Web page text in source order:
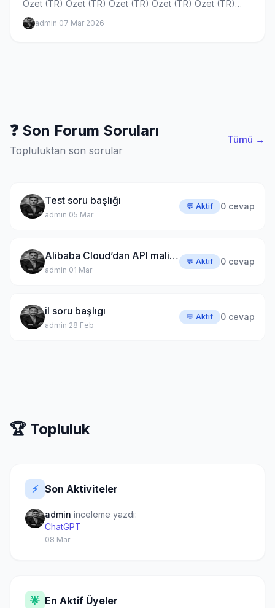
Özet (TR) Özet (TR) Özet (TR) Özet (TR) Özet (TR)
Özet (TR)
admin·07 Mar 2026
❓ Son Forum Soruları
Topluluktan son sorular
Tümü →
Test soru başlığı
admin·05 Mar
💬 Aktif 0 cevap
Alibaba Cloud’dan API maliyetlerini bitirecek hamle: “Coding Plan” 🚀
admin·01 Mar
💬 Aktif 0 cevap
il soru başlıgı
admin·28 Feb
💬 Aktif 0 cevap
🏆 Topluluk
⚡ Son Aktiviteler
admin inceleme yazdı:
ChatGPT
08 Mar
🌟 En Aktif Üyeler